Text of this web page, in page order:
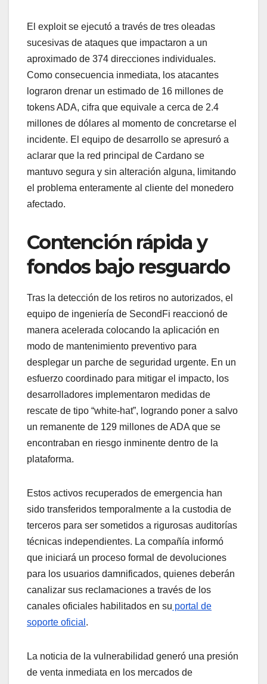
El exploit se ejecutó a través de tres oleadas
sucesivas de ataques que impactaron a un
aproximado de 374 direcciones individuales.
Como consecuencia inmediata, los atacantes
lograron drenar un estimado de 16 millones de
tokens ADA, cifra que equivale a cerca de 2.4
millones de dólares al momento de concretarse el
incidente. El equipo de desarrollo se apresuró a
aclarar que la red principal de Cardano se
mantuvo segura y sin alteración alguna, limitando
el problema enteramente al cliente del monedero
afectado.
Contención rápida y
fondos bajo resguardo
Tras la detección de los retiros no autorizados, el
equipo de ingeniería de SecondFi reaccionó de
manera acelerada colocando la aplicación en
modo de mantenimiento preventivo para
desplegar un parche de seguridad urgente. En un
esfuerzo coordinado para mitigar el impacto, los
desarrolladores implementaron medidas de
rescate de tipo “white-hat”, logrando poner a salvo
un remanente de 129 millones de ADA que se
encontraban en riesgo inminente dentro de la
plataforma.
Estos activos recuperados de emergencia han
sido transferidos temporalmente a la custodia de
terceros para ser sometidos a rigurosas auditorías
técnicas independientes. La compañía informó
que iniciará un proceso formal de devoluciones
para los usuarios damnificados, quienes deberán
canalizar sus reclamaciones a través de los
canales oficiales habilitados en su portal de
soporte oficial .
La noticia de la vulnerabilidad generó una presión
de venta inmediata en los mercados de